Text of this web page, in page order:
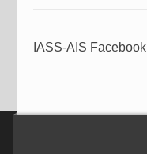
IASS-AIS Facebook